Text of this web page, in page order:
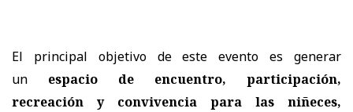
El principal objetivo de este evento es generar
un
espacio de encuentro, participación,
recreación y convivencia para las niñeces,